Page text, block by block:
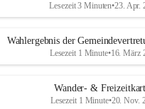
Lesezeit 3 Minuten•23. Apr.
Wahlergebnis der
Lesezeit 1 Minute•16. März
Wander- &
Lesezeit 1 Minute•20. Nov.